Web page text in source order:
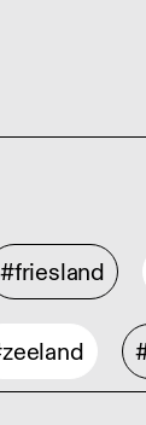
#friesland